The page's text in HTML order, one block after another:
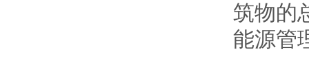
筑物的
能源管